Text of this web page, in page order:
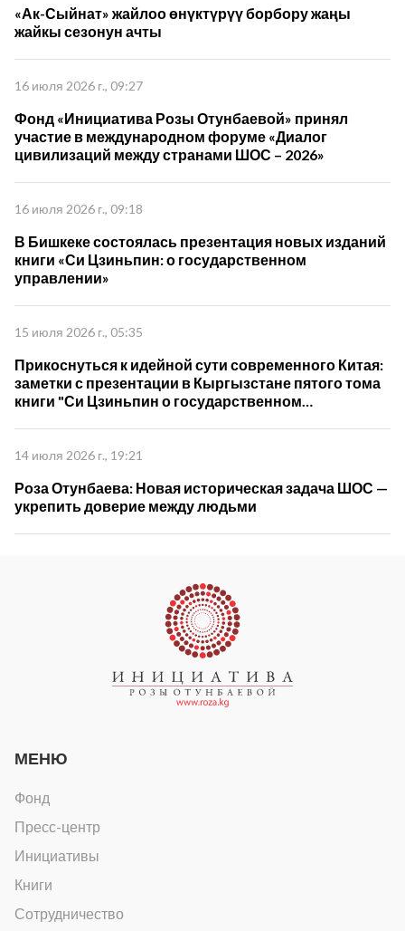
«Ак-Сыйнат» жайлоо өнүктүрүү борбору жаңы
жайкы сезонун ачты
16 июля 2026 г., 09:27
Фонд «Инициатива Розы Отунбаевой» принял
участие в международном форуме «Диалог
цивилизаций между странами ШОС – 2026»
16 июля 2026 г., 09:18
В Бишкеке состоялась презентация новых изданий
книги «Си Цзиньпин: о государственном
управлении»
15 июля 2026 г., 05:35
Прикоснуться к идейной сути современного Китая:
заметки с презентации в Кыргызстане пятого тома
книги "Си Цзиньпин о государственном
14 июля 2026 г., 19:21
Роза Отунбаева: Новая историческая задача ШОС —
укрепить доверие между людьми
МЕНЮ
Фонд
Пресс-центр
Инициативы
Книги
Сотрудничество